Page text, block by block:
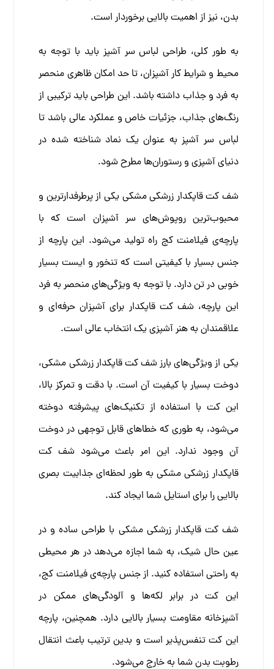
بدن، نیز از اهمیت بالایی برخوردار است.
به طور کلی، طراحی لباس سر آشپز باید با توجه به
محیط و شرایط کار آشپزان، تا حد امکان ظاهری منحصر
به فرد و جذاب داشته باشد. این طراحی باید ترکیبی از
رنگ‌های جذاب، جزئیات خاص و عملکرد عالی باشد تا
لباس سر آشپز به عنوان یک نماد شناخته شده در
دنیای آشپزی و رستوران‌ها مطرح شود.
شف کت قاپکدار زرشکی مشکی یکی از پرطرفدارترین و
محبوب‌ترین روپوش‌های سر آشپزان است که با
پارچه‌ی فیلامنت کج راه تولید می‌شود. این پارچه از
جنس بسیار با کیفیتی است که تنخور و ایست بسیار
خوبی در تن دارد. با توجه به ویژگی‌های منحصر به فرد
این پارچه، شف کت قاپکدار برای آشپزان حرفه‌ای و
علاقمندان به هنر آشپزی یک انتخاب عالی است.
یکی از ویژگی‌های بارز شف کت قاپکدار زرشکی مشکی،
دوخت بسیار با کیفیت آن است. با دقت و تمرکز بالا،
این کت با استفاده از تکنیک‌های پیشرفته دوخته
می‌شود، به طوری که خطاهای قابل توجهی در دوخت
آن وجود ندارد. این امر باعث می‌شود شف کت
قاپکدار زرشکی مشکی به طور لحظه‌ای جذابیت بصری
بالایی را برای استایل شما ایجاد کند.
شف کت قاپکدار زرشکی مشکی با طراحی ساده و در
عین حال شیک، به شما اجازه می‌دهد در هر محیطی
به راحتی استفاده کنید. از جنس پارچه‌ی فیلامنت کج،
این کت در برابر لکه‌ها و آلودگی‌های ممکن در
آشپزخانه مقاومت بسیار بالایی دارد. همچنین، پارچه
این کت تنفس‌پذیر است و بدین ترتیب باعث انتقال
رطوبت بدن شما به خارج می‌شود.